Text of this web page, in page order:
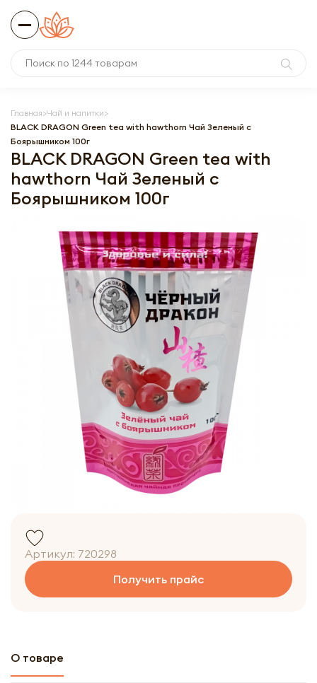
Главная Чай и напитки
BLACK DRAGON Green tea with hawthorn Чай Зеленый с
Боярышником 100г
BLACK DRAGON Green tea with
hawthorn Чай Зеленый с
Боярышником 100г
Артикул: 720298
Получить прайс
О товаре